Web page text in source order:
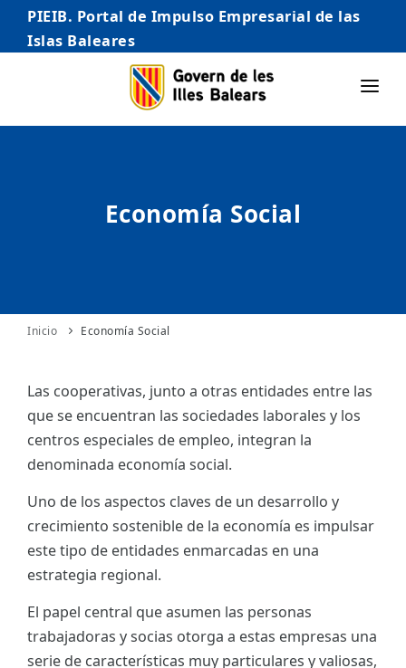
PIEIB. Portal de Impulso Empresarial de las
Islas Baleares
INICIO
AUTÓNOMO/AUTÓNOMA
INTERNACIONALIZACIÓN
ES
Economía Social
Inicio Economía Social
Las cooperativas, junto a otras entidades entre las
que se encuentran las sociedades laborales y los
centros especiales de empleo, integran la
denominada economía social.
Uno de los aspectos claves de un desarrollo y
crecimiento sostenible de la economía es impulsar
este tipo de entidades enmarcadas en una
estrategia regional.
El papel central que asumen las personas
trabajadoras y socias otorga a estas empresas una
serie de características muy particulares y valiosas,